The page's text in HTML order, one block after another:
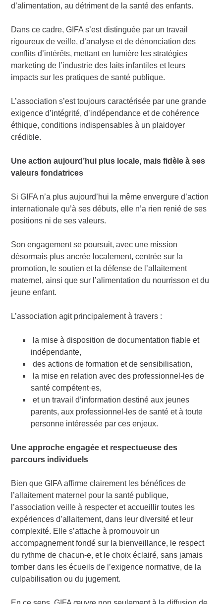
d’alimentation, au détriment de la santé des enfants.
Dans ce cadre, GIFA s’est distinguée par un travail
rigoureux de veille, d’analyse et de dénonciation des
conflits d’intérêts, mettant en lumière les stratégies
marketing de l’industrie des laits infantiles et leurs
impacts sur les pratiques de santé publique.
L’association s’est toujours caractérisée par une grande
exigence d’intégrité, d’indépendance et de cohérence
éthique, conditions indispensables à un plaidoyer
crédible.
Une action aujourd’hui plus locale, mais fidèle à ses
valeurs fondatrices
Si GIFA n’a plus aujourd’hui la même envergure d’action
internationale qu’à ses débuts, elle n’a rien renié de ses
positions ni de ses valeurs.
Son engagement se poursuit, avec une mission
désormais plus ancrée localement, centrée sur la
promotion, le soutien et la défense de l’allaitement
maternel, ainsi que sur l’alimentation du nourrisson et du
jeune enfant.
L’association agit principalement à travers :
la mise à disposition de documentation fiable et
indépendante,
des actions de formation et de sensibilisation,
la mise en relation avec des professionnel-les de
santé compétent·es,
et un travail d’information destiné aux jeunes
parents, aux professionnel-les de santé et à toute
personne intéressée par ces enjeux.
Une approche engagée et respectueuse des
parcours individuels
Bien que GIFA affirme clairement les bénéfices de
l’allaitement maternel pour la santé publique,
l’association veille à respecter et accueillir toutes les
expériences d’allaitement, dans leur diversité et leur
complexité. Elle s’attache à promouvoir un
accompagnement fondé sur la bienveillance, le respect
du rythme de chacun-e, et le choix éclairé, sans jamais
tomber dans les écueils de l’exigence normative, de la
culpabilisation ou du jugement.